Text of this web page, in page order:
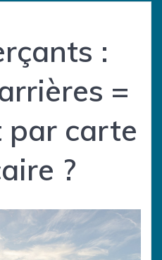
:
=
par carte
?